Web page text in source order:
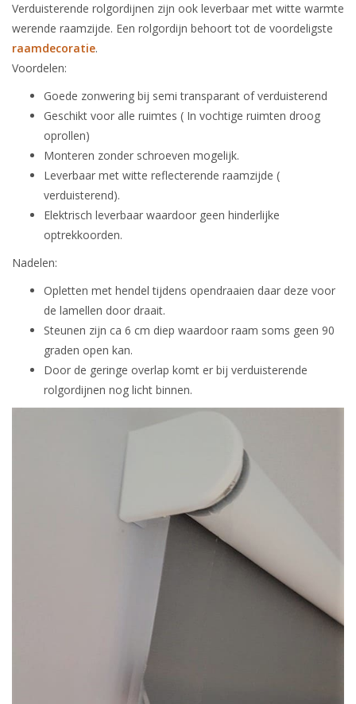
Verduisterende rolgordijnen zijn ook leverbaar met witte warmte
werende raamzijde. Een rolgordijn behoort tot de voordeligste
raamdecoratie.
Voordelen:
Goede zonwering bij semi transparant of verduisterend
Geschikt voor alle ruimtes ( In vochtige ruimten droog
oprollen)
Monteren zonder schroeven mogelijk.
Leverbaar met witte reflecterende raamzijde (
verduisterend).
Elektrisch leverbaar waardoor geen hinderlijke
optrekkoorden.
Nadelen:
Opletten met hendel tijdens opendraaien daar deze voor
de lamellen door draait.
Steunen zijn ca 6 cm diep waardoor raam soms geen 90
graden open kan.
Door de geringe overlap komt er bij verduisterende
rolgordijnen nog licht binnen.